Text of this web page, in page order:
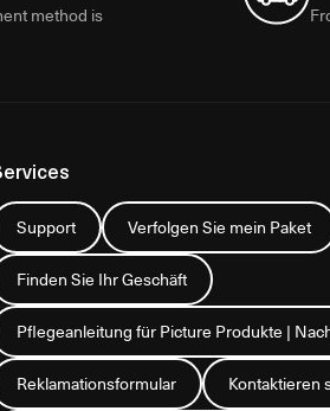
method is
Support Verfolgen Sie mein Paket
Finden Sie Ihr Geschäft
Pflegeanleitung für Picture Produkte |
Reklamationsformular Kontaktieren